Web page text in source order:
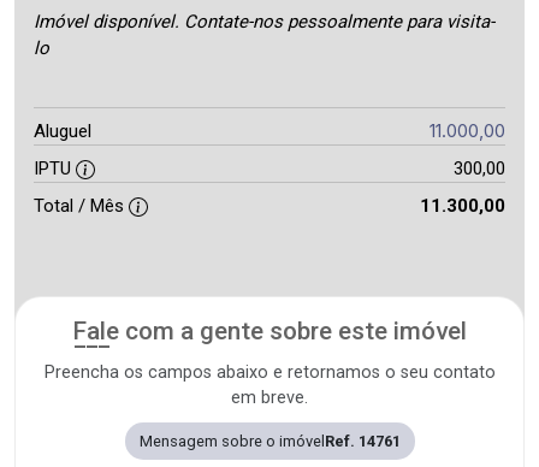
Imóvel disponível. Contate-nos pessoalmente para visita-
lo
Aluguel 11.000,00
IPTU
300,00
Total / Mês
11.300,00
Fale com a gente sobre este imóvel
Preencha os campos abaixo e retornamos o seu contato
em breve.
Mensagem sobre o imóvelRef. 14761